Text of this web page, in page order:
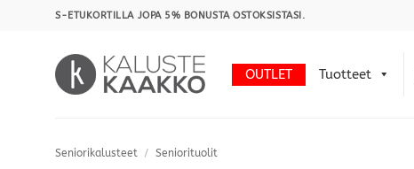
S-ETUKORTILLA JOPA 5% BONUSTA OSTOKSISTASI.
OUTLET Tuotteet
Seniorikalusteet / Seniorituolit